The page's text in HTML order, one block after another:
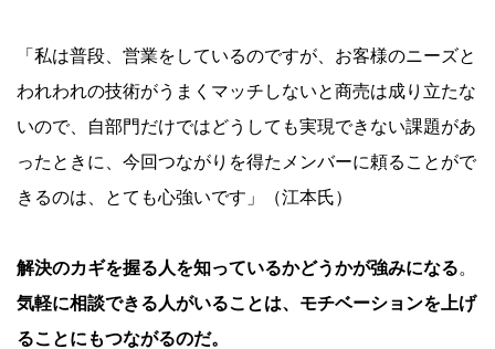
「私は普段、営業をしているのですが、お客様のニーズと
われわれの技術がうまくマッチしないと商売は成り立たな
いので、自部門だけではどうしても実現できない課題があ
ったときに、今回つながりを得たメンバーに頼ることがで
きるのは、とても心強いです」（江本氏）
解決のカギを握る人を知っているかどうかが強みになる。
気軽に相談できる人がいることは、モチベーションを上げ
ることにもつながるのだ。